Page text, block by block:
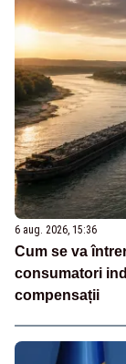
6 aug. 2026, 15:36
Cum se va
consumatori
compensații